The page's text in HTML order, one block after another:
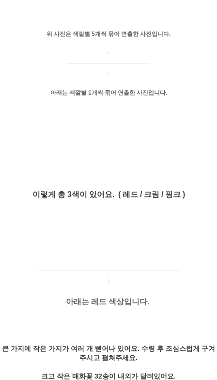
위 사진은 색깔별 5개씩 묶어 연출한 사진입니다.
↑
───────────────────
↓
아래는 색깔별 1개씩 묶어 연출한 사진입니다.
이렇게 총 3색이 있어요. ( 레드 / 크림 / 핑크 )
───────────────────────────
↓
아래는 레드 색상입니다.
큰 가지에 작은 가지가 여러 개 뻗어나 있어요. 수령 후 조심스럽게 구겨
주시고 펼쳐주세요.
크고 작은 매화꽃 32송이 내외가 달려있어요.